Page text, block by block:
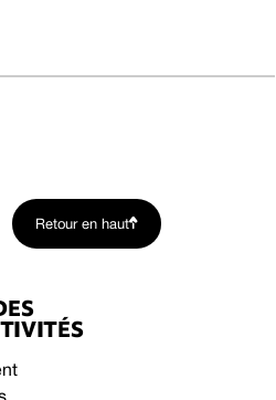
Retour en haut